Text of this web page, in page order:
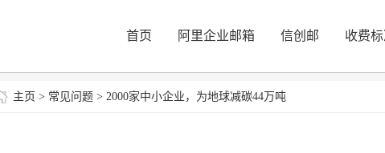
首页 阿里企业邮箱 信创邮 收费
主页 > 常见问题 > 2000家中小企业，为地球减碳44万吨